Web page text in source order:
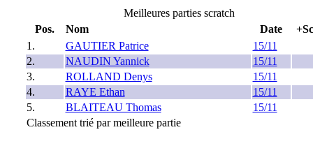
Meilleures parties scratch
Pos.
Nom Date
1.
GAUTIER Patrice
15/11
2.
NAUDIN Yannick
15/11
3.
ROLLAND Denys
15/11
4.
RAYE Ethan
15/11
5.
BLAITEAU Thomas
15/11
Classement trié par meilleure partie